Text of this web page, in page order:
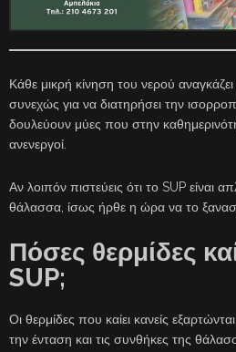
Κάθε μικρή κίνηση του νερού
συνεχώς για να διατηρήσει την
δουλεύουν μύες που στην
ανενεργοί.
Αν λοιπόν πιστεύεις ότι το SUP είναι
θάλασσα, ίσως ήρθε η ώρα να το
Πόσες θερμίδες
SUP;
Οι θερμίδες που καίει κανείς
την ένταση και τις συνθήκες της